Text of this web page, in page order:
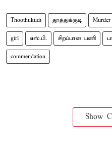
Thoothukudi தூத்துக்குடி Murder
girl எஸ்.பி. சிறப்பான பணி
commendation
Show